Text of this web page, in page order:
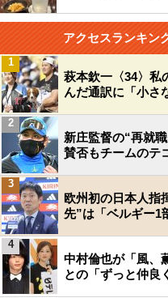
アクセスランキン
萩本欽一〈34〉
んだ通訳に「小さ
1
新庄監督の“再就
賛否もチームのテ
2
欧州初の日本人指
先”は「ベルギー1
3
中村倫也が「風、
との「ずっと仲良
4